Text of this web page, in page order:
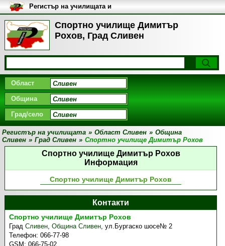
Спортно училище Димитър
Рохов, Град Сливен
Регистър на училищата и
университетите в България
Област
Община
Град/село
Регистър на училищата » Област Сливен » Община
Сливен » Град Сливен » Спортно училище Димитър Рохов
Спортно училище Димитър Рохов
Информация
Спортно училище Димитър Рохов
Контакти
Спортно училище Димитър Рохов
ГрадСливен,Община Сливен,ул.Бургаско шосе№ 2
Телефон:066-77-98
GSM:066-75-02